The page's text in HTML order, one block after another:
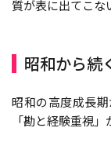
質が表に出てこな
昭和から続
昭和の高度成長
「勘と経験重視